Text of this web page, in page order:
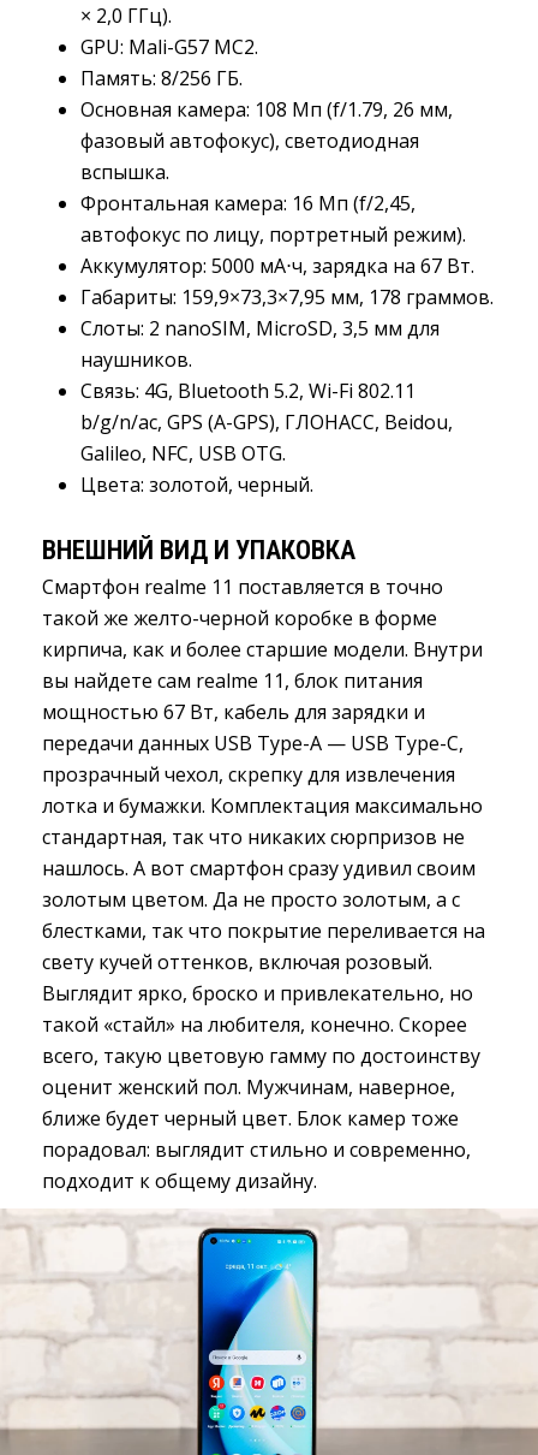
× 2,0 ГГц).
GPU: Mali-G57 MC2.
Память: 8/256 ГБ.
Основная камера: 108 Мп (f/1.79, 26 мм,
фазовый автофокус), светодиодная
вспышка.
Фронтальная камера: 16 Мп (f/2,45,
автофокус по лицу, портретный режим).
Аккумулятор: 5000 мА⋅ч, зарядка на 67 Вт.
Габариты: 159,9×73,3×7,95 мм, 178 граммов.
Слоты: 2 nanoSIM, MicroSD, 3,5 мм для
наушников.
Связь: 4G, Bluetooth 5.2, Wi-Fi 802.11
b/g/n/ac, GPS (A-GPS), ГЛОНАСС, Beidou,
Galileo, NFC, USB OTG.
Цвета: золотой, черный.
ВНЕШНИЙ ВИД И УПАКОВКА
Смартфон realme 11 поставляется в точно
такой же желто-черной коробке в форме
кирпича, как и более старшие модели. Внутри
вы найдете сам realme 11, блок питания
мощностью 67 Вт, кабель для зарядки и
передачи данных USB Type-A — USB Type-C,
прозрачный чехол, скрепку для извлечения
лотка и бумажки. Комплектация максимально
стандартная, так что никаких сюрпризов не
нашлось. А вот смартфон сразу удивил своим
золотым цветом. Да не просто золотым, а с
блестками, так что покрытие переливается на
свету кучей оттенков, включая розовый.
Выглядит ярко, броско и привлекательно, но
такой «стайл» на любителя, конечно. Скорее
всего, такую цветовую гамму по достоинству
оценит женский пол. Мужчинам, наверное,
ближе будет черный цвет. Блок камер тоже
порадовал: выглядит стильно и современно,
подходит к общему дизайну.